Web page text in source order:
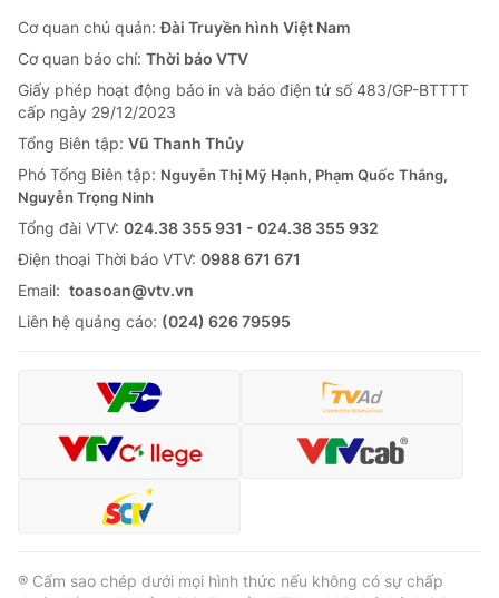
Cơ quan chủ quản:Đài Truyền hình Việt Nam
Cơ quan báo chí: Thời báo VTV
Giấy phép hoạt động báo in và báo điện tử số 483/GP-BTTTT
cấp ngày 29/12/2023
Tổng Biên tập: Vũ Thanh Thủy
Phó Tổng Biên tập: Nguyễn Thị Mỹ Hạnh, Phạm Quốc Thắng,
Nguyễn Trọng Ninh
Tổng đài VTV: 024.38 355 931 - 024.38 355 932
Ðiện thoại Thời báo VTV: 0988 671 671
Email: toasoan@vtv.vn
Liên hệ quảng cáo: (024) 626 79595
® Cấm sao chép dưới mọi hình thức nếu không có sự chấp